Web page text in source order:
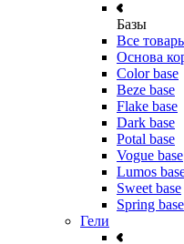
Базы
Все
Основа
Color base
Beze base
Flake base
Dark base
Potal base
Vogue base
Lumos
Sweet base
Spring base
Гели